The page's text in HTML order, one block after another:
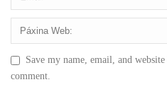
Save my name, email, and
comment.